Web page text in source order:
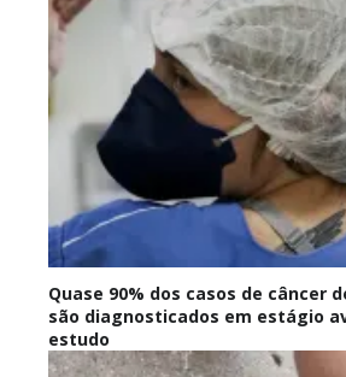
Quase 90% dos casos de câncer
são diagnosticados em estágio
estudo